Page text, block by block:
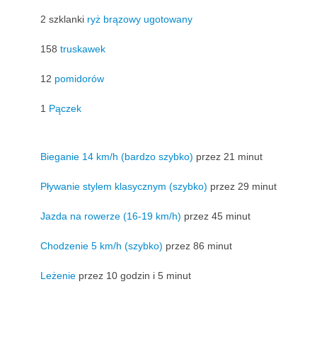
2 szklanki ryż brązowy ugotowany
158 truskawek
12 pomidorów
1 Pączek
Bieganie 14 km/h (bardzo szybko) przez 21 minut
Pływanie stylem klasycznym (szybko) przez 29 minut
Jazda na rowerze (16-19 km/h) przez 45 minut
Chodzenie 5 km/h (szybko) przez 86 minut
Leżenie przez 10 godzin i 5 minut